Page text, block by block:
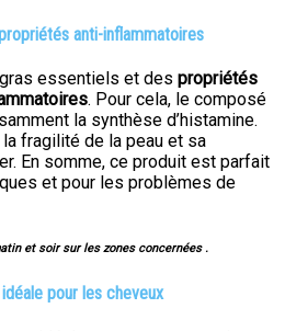
anti-inflammatoires
essentiels et des propriétés
. Pour cela, le composé
la synthèse d’histamine.
fragilité de la peau et sa
En somme, ce produit est parfait
et pour les problèmes de
et soir sur les zones concernées .
pour les cheveux